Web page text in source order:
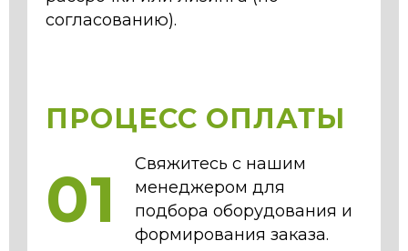
согласованию).
ПРОЦЕСС ОПЛАТЫ
01
Свяжитесь с нашим
менеджером для
подбора оборудования и
формирования заказа.